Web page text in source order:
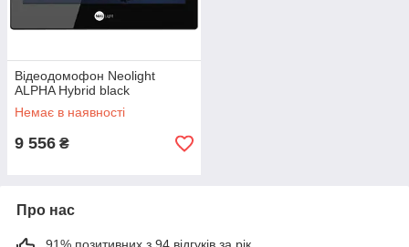
Відеодомофон Neolight
ALPHA Hybrid black
Немає в наявності
9 556 ₴
Про нас